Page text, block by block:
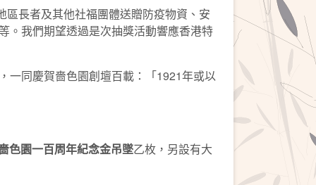
長者及其他社福團體送贈防疫物資、安
。我們期望透過是次抽獎活動響應香港特
一同慶賀嗇色園創壇百載：「1921年或以
色園一百周年紀念金吊墜乙枚，另設有大